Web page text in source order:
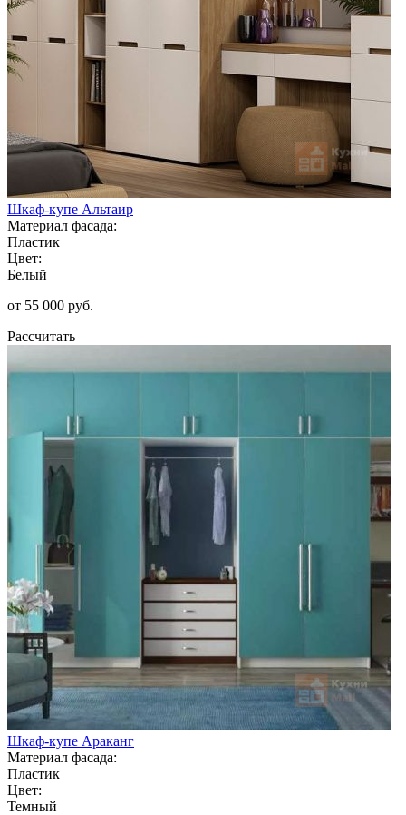
Шкаф-купе Альтаир
Материал фасада:
Пластик
Цвет:
Белый
от 55 000 руб.
Рассчитать
Шкаф-купе Араканг
Материал фасада:
Пластик
Цвет:
Темный